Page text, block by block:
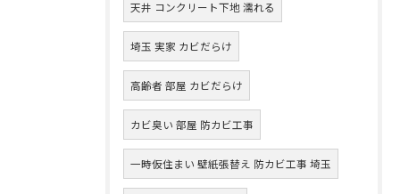
天井 コンクリート下地 濡れる
埼玉 実家 カビだらけ
高齢者 部屋 カビだらけ
カビ臭い 部屋 防カビ工事
一時仮住まい 壁紙張替え 防カビ工事 埼玉